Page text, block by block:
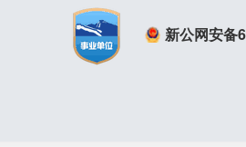
新公网安备